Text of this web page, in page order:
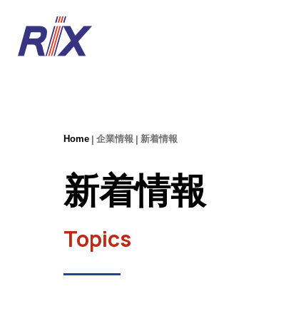
Home 企業情報 新着情報
新着情報
Topics